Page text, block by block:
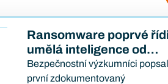
Ransomware poprvé
umělá inteligence od
začátku do konce
Bezpečnostní výzkumníci
první zdokumentovaný